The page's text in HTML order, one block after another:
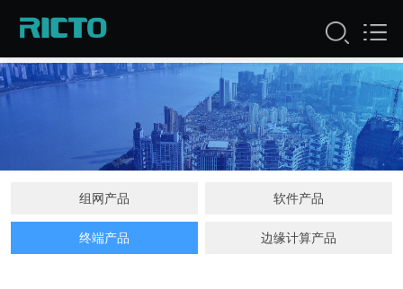
组网产品 软件产品
终端产品 边缘计算产品